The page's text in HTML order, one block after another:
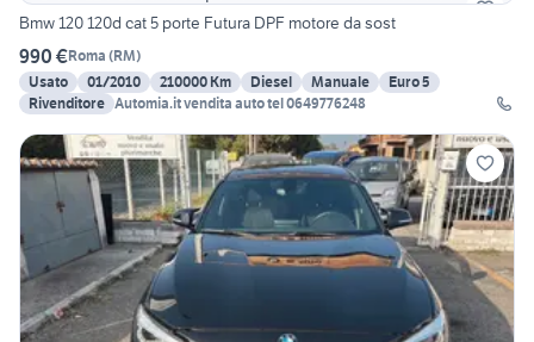
Bmw 120 120d cat 5 porte Futura DPF motore da sost
990 €Roma (RM)
Usato
01/2010 210000 Km Diesel Manuale
Euro 5
Rivenditore Automia.it vendita auto tel 0649776248